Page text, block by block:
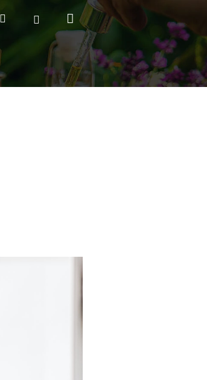
HľadaťPrihlásenieNákupný
košík